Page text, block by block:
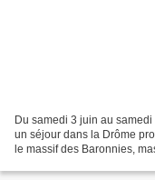
Du samedi 3 juin au
un séjour dans la Drôme
le massif des Baronnies,